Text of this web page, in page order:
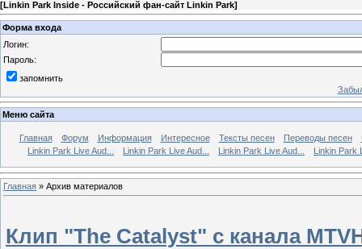
[Linkin Park Inside - Российский фан-сайт Linkin Park]
Форма входа
Логин:
Пароль:
запомнить
Меню сайта
Главная Форум Информация Интересное Тексты песен Переводы песен
Linkin Park Live Aud...
Linkin Park Live Aud... Linkin Park Live Aud... Linkin Park
Главная » Архив материалов
Клип "The Catalyst" с канала